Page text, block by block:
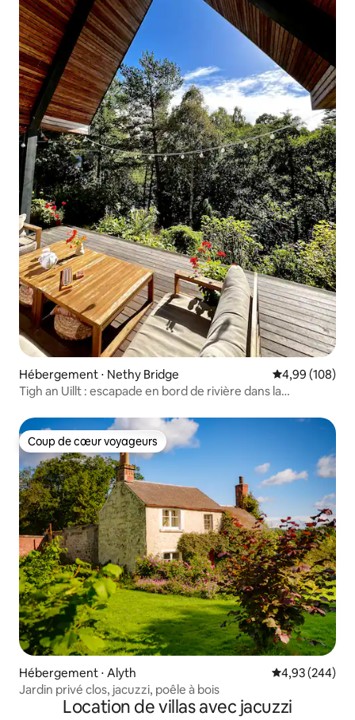
Hébergement ⋅ Nethy Bridge Évaluation
4,99 (108)
Tigh an Uillt : escapade en bord de rivière dans la
Coup de cœur voyageurs
Coup de cœur voyageurs
Hébergement ⋅ Alyth Évaluation
4,93 (244)
Jardin privé clos, jacuzzi, poêle à bois
Location de villas avec jacuzzi